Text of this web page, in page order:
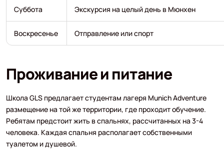
Суббота Экскурсия на целый день в Мюнхен
Воскресенье Отправление или спорт
Проживание и питание
Школа GLS предлагает студентам лагеря Munich Adventure
размещение на той же территории, где проходит обучение.
Ребятам предстоит жить в спальнях, рассчитанных на 3-4
человека. Каждая спальня располагает собственными
туалетом и душевой.